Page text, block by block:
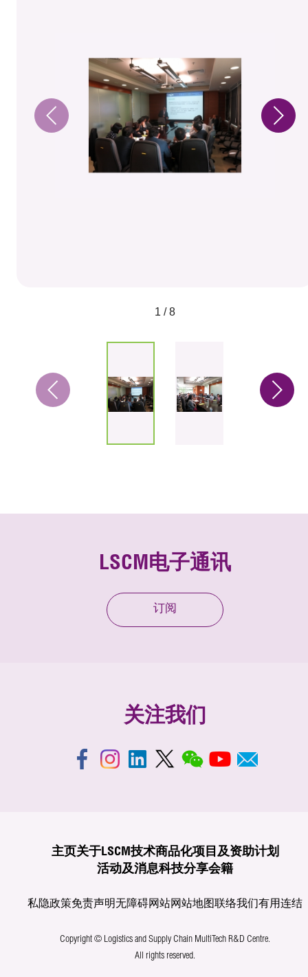
1 / 8
LSCM电子通讯
订阅
关注我们
主页关于LSCM技术商品化项目及资助计划
活动及消息科技分享会籍
私隐政策免责声明无障碍网站网站地图联络我们有用连结
Copyright © Logistics and Supply Chain MultiTech R&D Centre.
All rights reserved.